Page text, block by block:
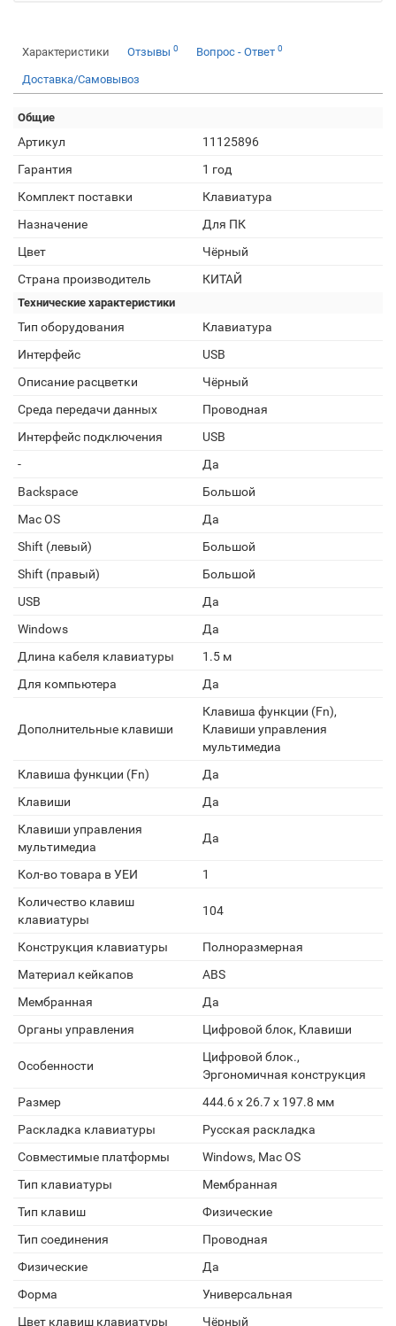
Характеристики Отзывы 0 Вопрос - Ответ 0
Доставка/Самовывоз
Общие
Артикул
11125896
Гарантия
1 год
Комплект поставки
Клавиатура
Назначение
Для ПК
Цвет
Чёрный
Страна производитель
КИТАЙ
Технические характеристики
Тип оборудования
Клавиатура
Интерфейс
USB
Описание расцветки
Чёрный
Среда передачи данных
Проводная
Интерфейс подключения
USB
-
Да
Backspace
Большой
Mac OS
Да
Shift (левый)
Большой
Shift (правый)
Большой
USB
Да
Windows
Да
Длина кабеля клавиатуры
1.5 м
Для компьютера
Да
Дополнительные клавиши
Клавиша функции (Fn),
Клавиши управления
мультимедиа
Клавиша функции (Fn)
Да
Клавиши
Да
Клавиши управления
мультимедиа
Да
Кол-во товара в УЕИ
1
Количество клавиш
клавиатуры
104
Конструкция клавиатуры
Полноразмерная
Материал кейкапов
ABS
Мембранная
Да
Органы управления
Цифровой блок, Клавиши
Особенности
Цифровой блок.,
Эргономичная конструкция
Размер
444.6 x 26.7 x 197.8 мм
Раскладка клавиатуры
Русская раскладка
Совместимые платформы
Windows, Mac OS
Тип клавиатуры
Мембранная
Тип клавиш
Физические
Тип соединения
Проводная
Физические
Да
Форма
Универсальная
Цвет клавиш клавиатуры
Чёрный